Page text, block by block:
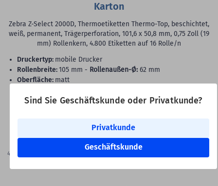
Sind Sie Geschäftskunde oder Privatkunde?
Privatkunde
Geschäftskunde
Karton
Zebra Z-Select 2000D, Thermoetiketten Thermo-Top, beschichtet,
weiß, permanent, Trägerperforation, 101,6 x 50,8 mm, 0,75 Zoll (19
mm) Rollenkern, 4.800 Etiketten auf 16 Rolle/n
Druckertyp: mobile Drucker
Rollenbreite:105 mm - Rollenaußen-Ø: 62 mm
Oberfläche: matt
Rollenkern:0,75 Zoll (19 mm)
113,01 €
4.800